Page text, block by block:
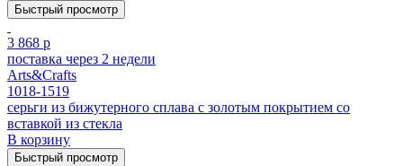
Быстрый просмотр
3 868 р
поставка через 2 недели
Arts&Crafts
1018-1519
серьги из бижутерного сплава с золотым покрытием cо
вставкой из стекла
В корзину
Быстрый просмотр